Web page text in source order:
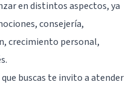
en distintos aspectos, ya
consejería,
crecimiento personal,
buscas te invito a atender